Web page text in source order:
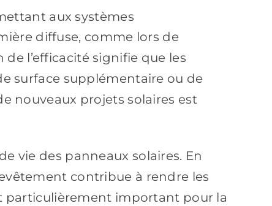
aux systèmes
diffuse, comme lors de
l’efficacité signifie que les
surface supplémentaire ou de
nouveaux projets solaires est
vie des panneaux solaires. En
contribue à rendre les
particulièrement important pour la